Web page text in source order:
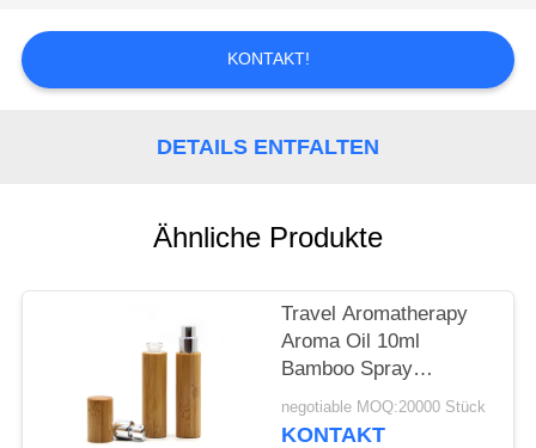
NACHRICHT
ANFORDERN
SITEMAP
POLICY
KONTAKT!
DETAILS ENTFALTEN
Ähnliche Produkte
Travel Aromatherapy
Aroma Oil 10ml
Bamboo Spray
Perfume Bottle With
Screw Spray Cap
negotiable MOQ:20000 Stück
KONTAKT